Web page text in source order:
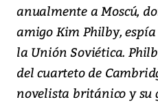
anualmente a Moscú,
amigo Kim Philby,
la Unión Soviética.
del cuarteto de
novelista británico y su